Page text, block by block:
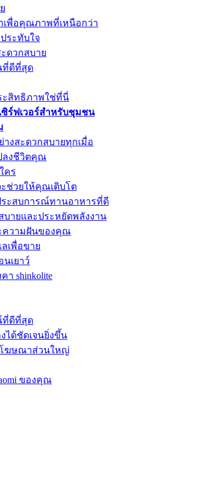
ำเพื่อคุณภาพที่เหนือกว่า
ระทับใจ
ดวกสบาย
ที่ดีที่สุด
ะสิทธิภาพใช่ที่นี่
ซิร์ฟเวอร์สำหรับชุมชน
งสะดวกสบายทุกเมื่อ
ลงชีวิตคุณ
คร
ะช่วยให้คุณเติบโต
ระสบการณ์ทานอาหารที่ดี
ายและประหยัดพลังงาน
ความฝันของคุณ
เพื่อขาย
เยาว์
า shinkolite
ที่ดีที่สุด
ได้ชัดเจนยิ่งขึ้น
โฆษณาส่วนใหญ่
ของคุณ